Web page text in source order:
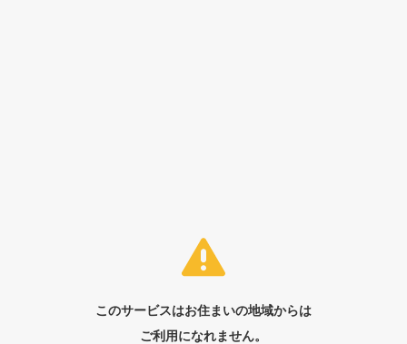
このサービスはお住まいの地域からは
ご利用になれません。